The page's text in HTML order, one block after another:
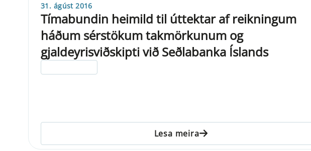
31. ágúst 2016
Tímabundin heimild til úttektar af reikningum
háðum sérstökum takmörkunum og
gjaldeyrisviðskipti við Seðlabanka Íslands
Lesa meira